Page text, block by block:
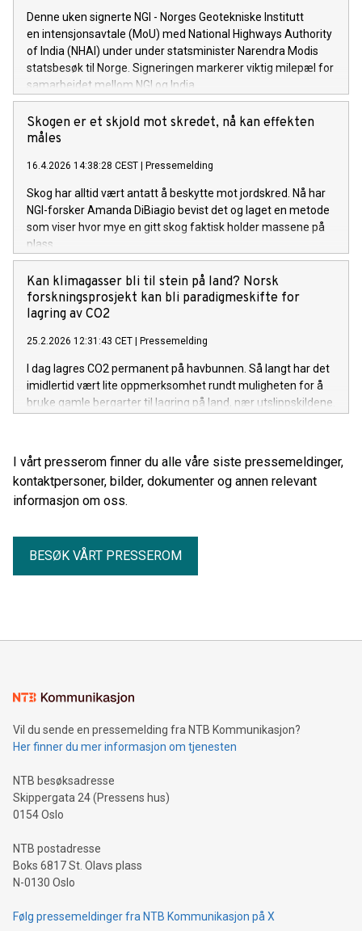
Denne uken signerte NGI - Norges Geotekniske Institutt
en intensjonsavtale (MoU) med National Highways Authority
of India (NHAI) under under statsminister Narendra Modis
statsbesøk til Norge. Signeringen markerer viktig milepæl for
samarbeidet mellom NGI og India.
Skogen er et skjold mot skredet, nå kan effekten
måles
16.4.2026 14:38:28 CEST | Pressemelding
Skog har alltid vært antatt å beskytte mot jordskred. Nå har
NGI-forsker Amanda DiBiagio bevist det og laget en metode
som viser hvor mye en gitt skog faktisk holder massene på
plass.
Kan klimagasser bli til stein på land? Norsk
forskningsprosjekt kan bli paradigmeskifte for
lagring av CO2
25.2.2026 12:31:43 CET | Pressemelding
I dag lagres CO2 permanent på havbunnen. Så langt har det
imidlertid vært lite oppmerksomhet rundt muligheten for å
bruke gamle bergarter til lagring på land, nær utslippskildene.
I vårt presserom finner du alle våre siste pressemeldinger,
kontaktpersoner, bilder, dokumenter og annen relevant
informasjon om oss.
BESØK VÅRT PRESSEROM
Vil du sende en pressemelding fra NTB Kommunikasjon?
Her finner du mer informasjon om tjenesten
NTB besøksadresse
Skippergata 24 (Pressens hus)
0154 Oslo
NTB postadresse
Boks 6817 St. Olavs plass
N-0130 Oslo
Følg pressemeldinger fra NTB Kommunikasjon på X